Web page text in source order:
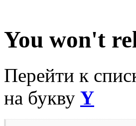
You won't
Перейти к
на букву Y